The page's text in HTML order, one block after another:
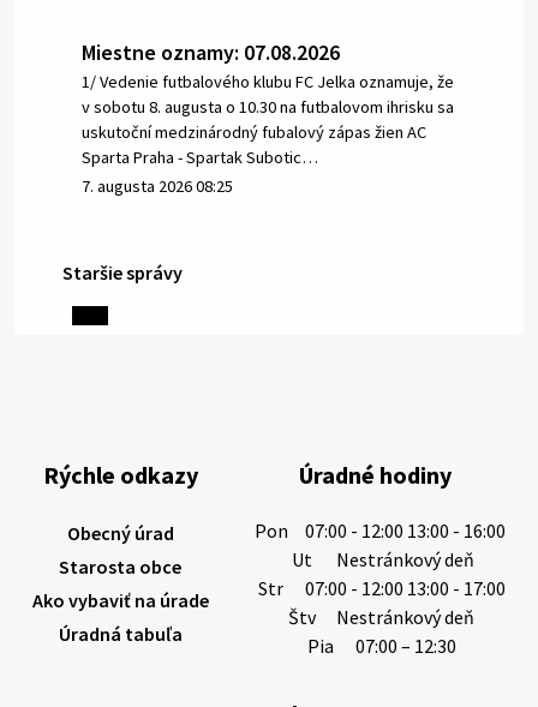
Miestne oznamy: 07.08.2026
1/ Vedenie futbalového klubu FC Jelka oznamuje, že
v sobotu 8. augusta o 10.30 na futbalovom ihrisku sa
uskutoční medzinárodný fubalový zápas žien AC
Sparta Praha - Spartak Subotic…
7. augusta 2026 08:25
6. augusta 2026 08:13
výdatnosti vodárenských zdrojov.
Západoslovenská vodárenská spoločnosť preto
6. augusta 2026 08:12
5. augusta 2026 13:10
Staršie správy
Rýchle odkazy
Obecný úrad
Starosta obce
Ako vybaviť na úrade
Úradná tabuľa
Úradné hodiny
Pon
07:00 - 12:00 13:00 - 16:00
Ut
Nestránkový deň
Str
07:00 - 12:00 13:00 - 17:00
Štv
Nestránkový deň
Pia
07:00 – 12:30